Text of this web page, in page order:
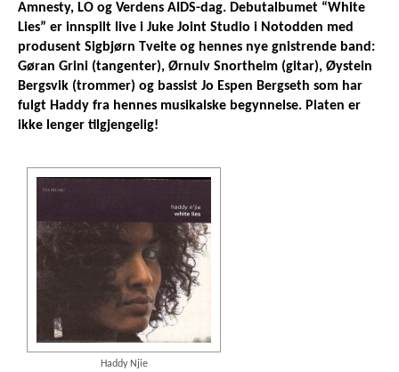
Amnesty, LO og Verdens AIDS-dag. Debutalbumet “White
Lies” er innspilt live i Juke Joint Studio i Notodden med
produsent Sigbjørn Tveite og hennes nye gnistrende band:
Gøran Grini (tangenter), Ørnulv Snortheim (gitar), Øystein
Bergsvik (trommer) og bassist Jo Espen Bergseth som har
fulgt Haddy fra hennes musikalske begynnelse. Platen er
ikke lenger tilgjengelig!
Haddy Njie